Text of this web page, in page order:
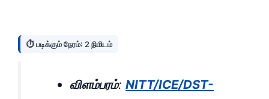
⏱️ படிக்கும் நேரம்: 2 நிமிடம்
விளம்பரம்:NITT/ICE/DST-